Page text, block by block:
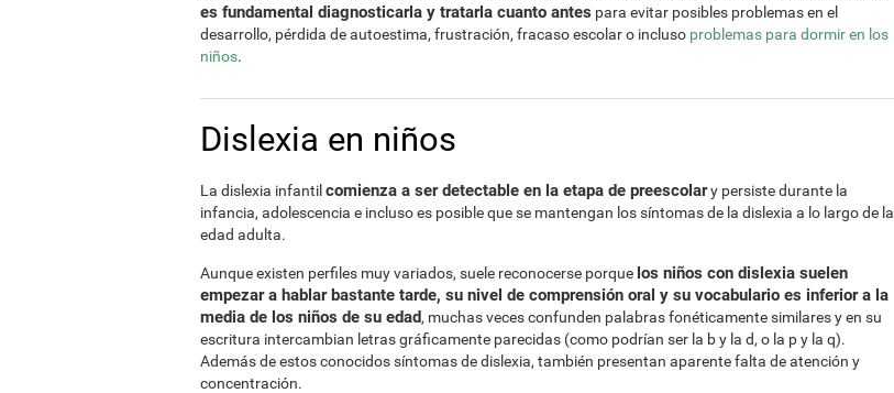
es fundamental diagnosticarla y tratarla cuanto antes para evitar posibles problemas en el
desarrollo, pérdida de autoestima, frustración, fracaso escolar o incluso problemas para dormir en los
niños.
Dislexia en niños
La dislexia infantil comienza a ser detectable en la etapa de preescolary persiste durante la
infancia, adolescencia e incluso es posible que se mantengan los síntomas de la dislexia a lo largo de la
edad adulta.
Aunque existen perfiles muy variados, suele reconocerse porque los niños con dislexia suelen
empezar a hablar bastante tarde, su nivel de comprensión oral y su vocabulario es inferior a la
media de los niños de su edad, muchas veces confunden palabras fonéticamente similares y en su
escritura intercambian letras gráficamente parecidas (como podrían ser la b y la d, o la p y la q).
Además de estos conocidos síntomas de dislexia, también presentan aparente falta de atención y
concentración.